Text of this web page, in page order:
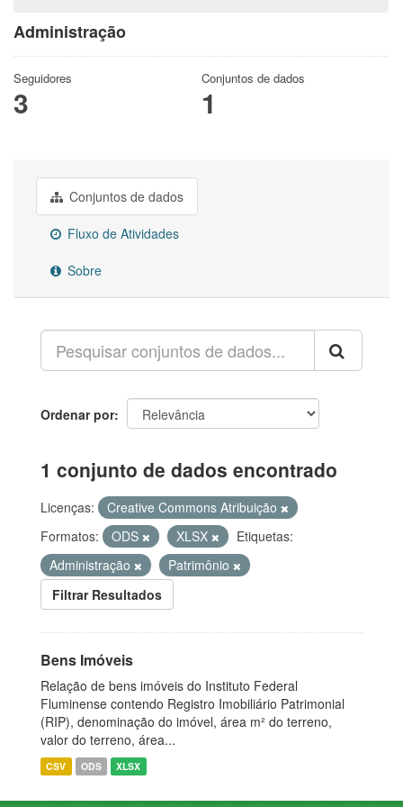
Administração
Seguidores
3
Conjuntos de dados
1
Conjuntos de dados
Fluxo de Atividades
Sobre
Ordenar por
1 conjunto de dados encontrado
Licenças:
Creative Commons Atribuição
Formatos:
ODS XLSX
Etiquetas:
Administração
Patrimônio
Filtrar Resultados
Bens Imóveis
Relação de bens imóveis do Instituto Federal
Fluminense contendo Registro Imobiliário Patrimonial
(RIP), denominação do imóvel, área m² do terreno,
valor do terreno, área...
CSV ODS XLSX